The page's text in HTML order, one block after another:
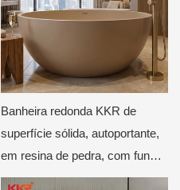
Banheira redonda KKR de
superfície sólida, autoportante,
em resina de pedra, com fundo
plano, luxuosa, moderna,